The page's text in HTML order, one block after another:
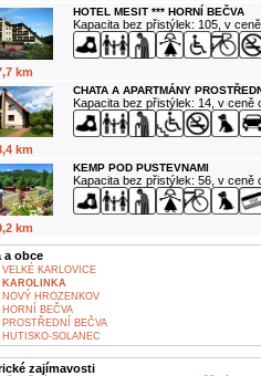
km
HOTEL MESIT *** HORNÍ BEČVA
Kapacita bez přistýlek: 105, v
km
CHATA A APARTMÁNY
Kapacita bez přistýlek: 14, v ceně
km
KEMP POD PUSTEVNAMI
Kapacita bez přistýlek: 56, v ceně
a obce
VELKÉ KARLOVICE
KAROLINKA
NOVÝ HROZENKOV
HORNÍ BEČVA
PROSTŘEDNÍ BEČVA
HUTISKO-SOLANEC
zajímavosti